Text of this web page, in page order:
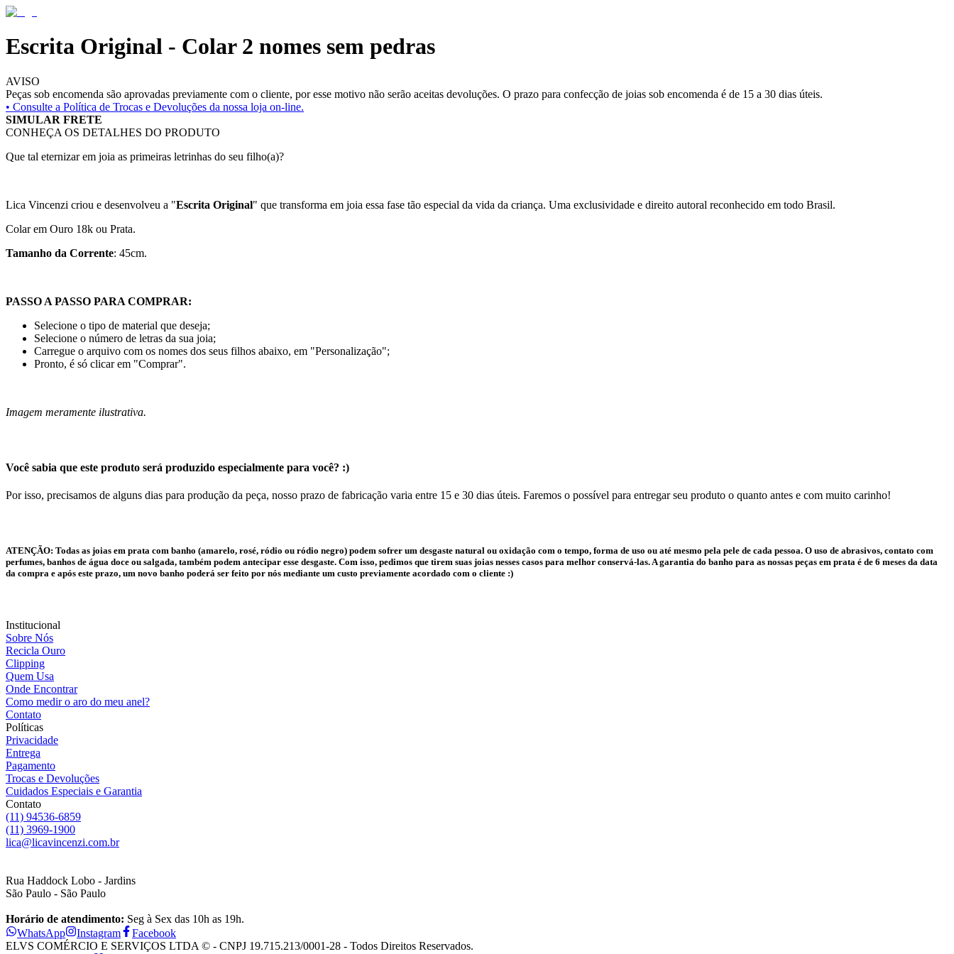
Escrita Original - Colar 2 nomes sem pedras
AVISO
Peças sob encomenda são aprovadas previamente com o cliente, por esse motivo não serão aceitas devoluções. O prazo para confecção de joias sob encomenda é de 15 a 30 dias úteis.
• Consulte a Política de Trocas e Devoluções da nossa loja on-line.
SIMULAR FRETE
CONHEÇA OS DETALHES DO PRODUTO
Que tal eternizar em joia as primeiras letrinhas do seu filho(a)?
Lica Vincenzi criou e desenvolveu a "Escrita Original" que transforma em joia essa fase tão especial da vida da criança. Uma exclusividade e direito autoral reconhecido em todo Brasil.
Colar em Ouro 18k ou Prata.
Tamanho da Corrente: 45cm.
PASSO A PASSO PARA COMPRAR:
Selecione o tipo de material que deseja;
Selecione o número de letras da sua joia;
Carregue o arquivo com os nomes dos seus filhos abaixo, em "Personalização";
Pronto, é só clicar em "Comprar".
Imagem meramente ilustrativa.
Você sabia que este produto será produzido especialmente para você? :)
Por isso, precisamos de alguns dias para produção da peça, nosso prazo de fabricação varia entre 15 e 30 dias úteis. Faremos o possível para entregar seu produto o quanto antes e com muito carinho!
ATENÇÃO: Todas as joias em prata com banho (amarelo, rosé, ródio ou ródio negro) podem sofrer um desgaste natural ou oxidação com o tempo, forma de uso ou até mesmo pela pele de cada pessoa. O uso de abrasivos, contato com
perfumes, banhos de água doce ou salgada, também podem antecipar esse desgaste. Com isso, pedimos que tirem suas joias nesses casos para melhor conservá-las. A garantia do banho para as nossas peças em prata é de 6 meses da data
da compra e após este prazo, um novo banho poderá ser feito por nós mediante um custo previamente acordado com o cliente :)
Institucional
Sobre Nós
Recicla Ouro
Clipping
Quem Usa
Onde Encontrar
Como medir o aro do meu anel?
Contato
Políticas
Privacidade
Entrega
Pagamento
Trocas e Devoluções
Cuidados Especiais e Garantia
Contato
(11) 94536-6859
(11) 3969-1900
lica@licavincenzi.com.br
Rua Haddock Lobo - Jardins
São Paulo - São Paulo
Horário de atendimento: Seg à Sex das 10h as 19h.
WhatsApp
Instagram
Facebook
ELVS COMÉRCIO E SERVIÇOS LTDA © - CNPJ 19.715.213/0001-28 - Todos Direitos Reservados.